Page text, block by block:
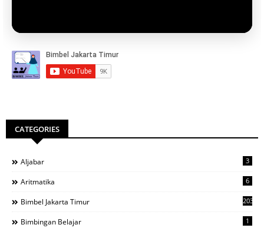
CATEGORIES
Aljabar 3
Aritmatika 6
Bimbel Jakarta Timur 203
Bimbingan Belajar 1